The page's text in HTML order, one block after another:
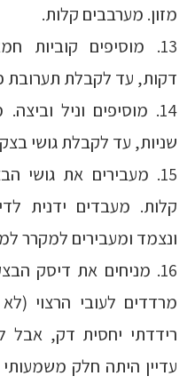
מזון. מערבבים קלות.
13. מוסיפים קוביות
דקות, עד לקבלת תערובת
שניות, עד לקבלת גושי בצק
15. מעבירים את
קלות. מעבדים ידנית
ונצמד ומעבירים למקרר
16. מניחים את דיסק
מרדדים לעובי הרצוי
רידדתי יחסית דק, אבל
עדיין היתה חלק